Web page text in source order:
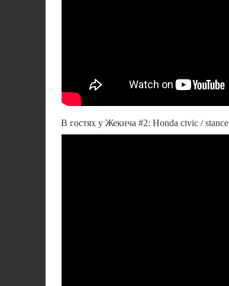
В гостях у Жекича #2: Honda civic / stance